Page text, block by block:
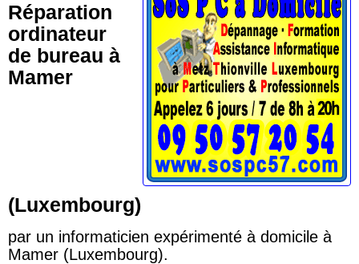
Réparation
ordinateur
de bureau à
Mamer
(Luxembourg)
par un informaticien expérimenté à domicile à
Mamer (Luxembourg).